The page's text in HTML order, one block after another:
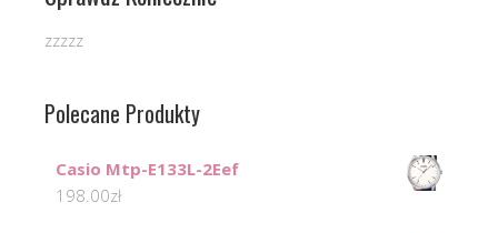
zzzzz
Polecane Produkty
Casio Mtp-E133L-2Eef
198.00zł